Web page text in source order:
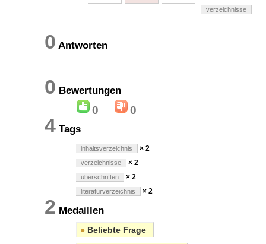
verzeichnisse
0 Antworten
0 Bewertungen
0 0
4 Tags
inhaltsverzeichnis × 2
verzeichnisse × 2
überschriften × 2
literaturverzeichnis × 2
2 Medaillen
● Beliebte Frage